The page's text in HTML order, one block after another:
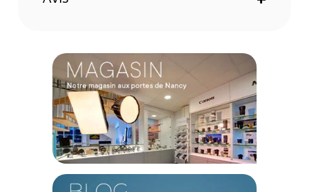
Offre valable jusqu'au 06-08-2026 inclus.
Code EAN Pack 5 films noir & blanc KODAK 120 Tri-X 400 :
41771153656
Garantie 2 ans